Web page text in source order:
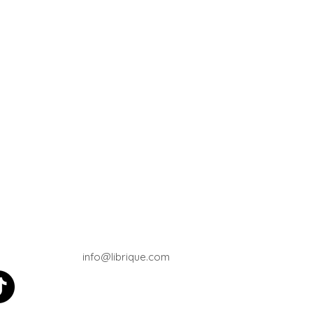
info@librique.com